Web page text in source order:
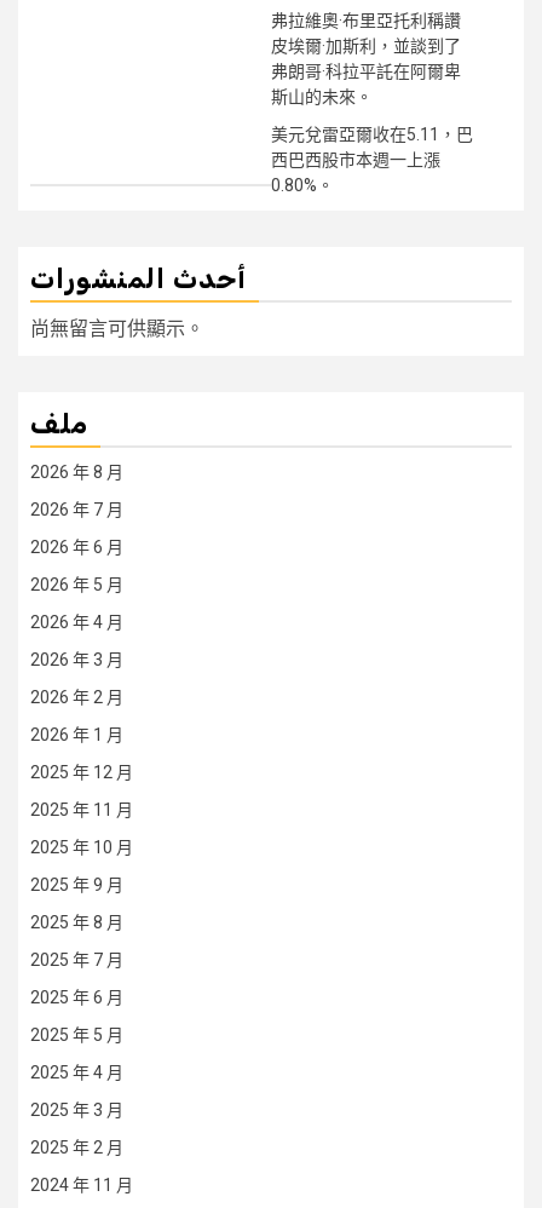
弗拉維奧·布里亞托利稱讚
皮埃爾·加斯利，並談到了
弗朗哥·科拉平託在阿爾卑
斯山的未來。
美元兌雷亞爾收在5.11，巴
西巴西股市本週一上漲
0.80%。
أحدث المنشورات
尚無留言可供顯示。
ملف
2026 年 8 月
2026 年 7 月
2026 年 6 月
2026 年 5 月
2026 年 4 月
2026 年 3 月
2026 年 2 月
2026 年 1 月
2025 年 12 月
2025 年 11 月
2025 年 10 月
2025 年 9 月
2025 年 8 月
2025 年 7 月
2025 年 6 月
2025 年 5 月
2025 年 4 月
2025 年 3 月
2025 年 2 月
2024 年 11 月